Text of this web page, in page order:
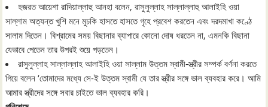
হজরত আয়েশা রাদিয়াল্লাহু আনহা বলেন, রাসুলুল্লাহ সাল্লাল্লাহু আলাইহি ওয়া
সাল্লাম অত্যন্ত খুশি মনে মুচকি হাসতে হাসতে গৃহে প্রবেশ করতেন এবং দরদমাখা কণ্ঠে
সালাম দিতেন। বিশ্রামের সময় বিছানার ব্যাপারে কোনো দোষ ধরতেন না, এমনকি বিছানা
যেভাবে পেতেন তার উপরই শুয়ে পড়তেন।
রাসুলুল্লাহ সাল্লাল্লাহ আলাইহি ওয়া সাল্লাম উত্তম স্বামী-স্ত্রীর সম্পর্ক বর্ণনা করতে
গিয়ে বলেন ‘তোমাদের মধ্যে সে-ই উত্তম স্বামী যে তার স্ত্রীর সঙ্গে ভাল ব্যবহার করে। আমি
আমার স্ত্রীদের সঙ্গে সবার চাইতে ভাল ব্যবহার করি।